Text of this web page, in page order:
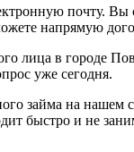
почту. Вы
напрямую
лица в городе
уже сегодня.
займа на нашем
быстро и не